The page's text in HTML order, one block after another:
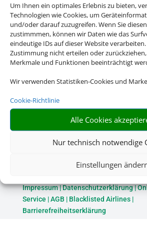
Um Ihnen ein optimales Erlebnis zu bieten,
Technologien wie Cookies, um
und/oder darauf zuzugreifen. Wenn Sie
zustimmmen, können wir Daten wie das
eindeutige IDs auf dieser Website
Zustimmung nicht erteilen oder
Merkmale und Funktionen beeinträchtigt
Wir verwenden Statistiken-Cookies und
Cookie-Richtlinie
Alle Cookies
Nur technisch notwendige
Einstellungen
Rechtliche
Impressum|Datenschutzerklärung|
Service |AGB | Blacklisted Airlines|
Barrierefreiheitserklärung